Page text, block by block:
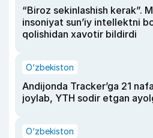
“Biroz sekinlashish kerak”.
insoniyat sun’iy intellektni
qolishidan xavotir bildirdi
O‘zbekiston
Andijonda Tracker’ga 21
joylab, YTH sodir etgan
O‘zbekiston